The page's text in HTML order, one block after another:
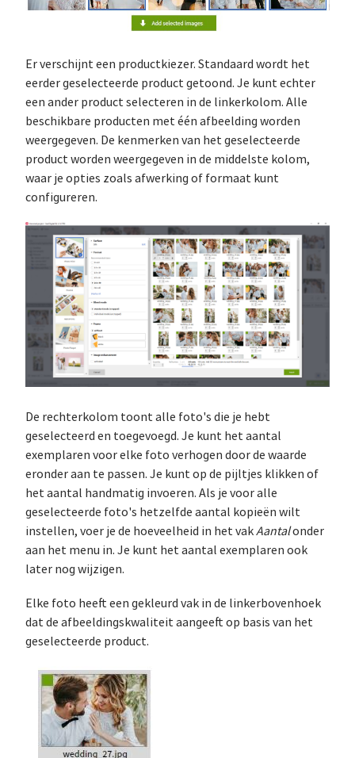
Er verschijnt een productkiezer. Standaard wordt het
eerder geselecteerde product getoond. Je kunt echter
een ander product selecteren in de linkerkolom. Alle
beschikbare producten met één afbeelding worden
weergegeven. De kenmerken van het geselecteerde
product worden weergegeven in de middelste kolom,
waar je opties zoals afwerking of formaat kunt
configureren.
De rechterkolom toont alle foto's die je hebt
geselecteerd en toegevoegd. Je kunt het aantal
exemplaren voor elke foto verhogen door de waarde
eronder aan te passen. Je kunt op de pijltjes klikken of
het aantal handmatig invoeren. Als je voor alle
geselecteerde foto's hetzelfde aantal kopieën wilt
instellen, voer je de hoeveelheid in het vakAantalonder
aan het menu in. Je kunt het aantal exemplaren ook
later nog wijzigen.
Elke foto heeft een gekleurd vak in de linkerbovenhoek
dat de afbeeldingskwaliteit aangeeft op basis van het
geselecteerde product.